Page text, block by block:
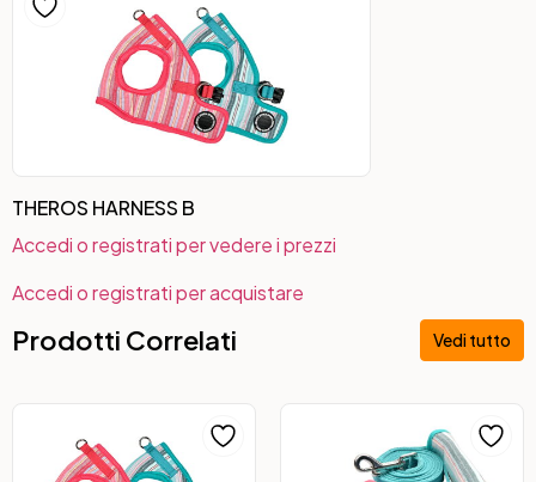
THEROS HARNESS B
Accedi o registrati per vedere i prezzi
Accedi o registrati per acquistare
Prodotti Correlati Vedi tutto